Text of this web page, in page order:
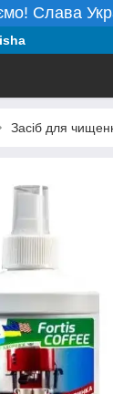
Слава
Засіб для